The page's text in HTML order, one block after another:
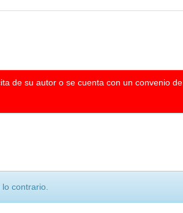
de su autor o se cuenta con un convenio de
contrario.